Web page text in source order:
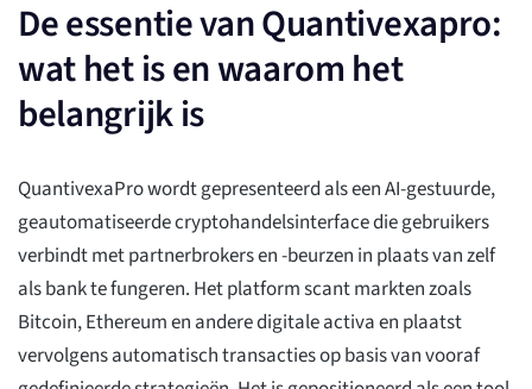
De essentie van Quantivexapro:
wat het is en waarom het
belangrijk is
QuantivexaPro wordt gepresenteerd als een AI-gestuurde,
geautomatiseerde cryptohandelsinterface die gebruikers
verbindt met partnerbrokers en -beurzen in plaats van zelf
als bank te fungeren. Het platform scant markten zoals
Bitcoin, Ethereum en andere digitale activa en plaatst
vervolgens automatisch transacties op basis van vooraf